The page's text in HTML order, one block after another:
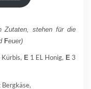
Zutaten, stehen für die
Feuer)
E1 EL Honig, E3
Bergkäse,